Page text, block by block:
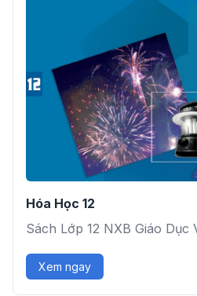
Hóa Học 12
Sách Lớp 12 NXB Giáo Dục
Xem ngay